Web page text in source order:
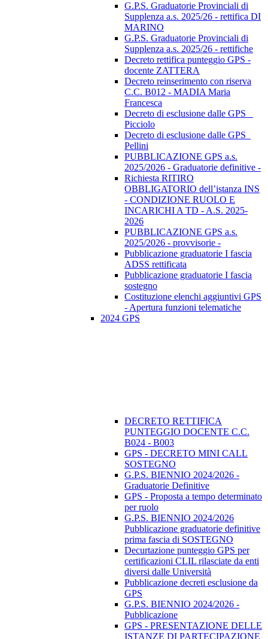
G.P.S. Graduatorie Provinciali di
Supplenza a.s. 2025/26 - rettifica DI
MARINO
G.P.S. Graduatorie Provinciali di
Supplenza a.s. 2025/26 - rettifiche
Decreto rettifica punteggio GPS -
docente ZATTERA
Decreto reinserimento con riserva
C.C. B012 - MADIA Maria
Francesca
Decreto di esclusione dalle GPS _
Picciolo
Decreto di esclusione dalle GPS_
Pellini
PUBBLICAZIONE GPS a.s.
2025/2026 - Graduatorie definitive -
Richiesta RITIRO
OBBLIGATORIO dell’istanza INS
- CONDIZIONE RUOLO E
INCARICHI A TD - A.S. 2025-
2026
PUBBLICAZIONE GPS a.s.
2025/2026 - provvisorie -
Pubblicazione graduatorie I fascia
ADSS rettificata
Pubblicazione graduatorie I fascia
sostegno
Costituzione elenchi aggiuntivi GPS
- Apertura funzioni telematiche
2024 GPS
DECRETO RETTIFICA
PUNTEGGIO DOCENTE C.C.
B024 - B003
GPS - DECRETO MINI CALL
SOSTEGNO
G.P.S. BIENNIO 2024/2026 -
Graduatorie Definitive
GPS - Proposta a tempo determinato
per ruolo
G.P.S. BIENNIO 2024/2026
Pubblicazione graduatorie definitive
prima fascia di SOSTEGNO
Decurtazione punteggio GPS per
certificazioni CLIL rilasciate da enti
diversi dalle Università
Pubblicazione decreti esclusione da
GPS
G.P.S. BIENNIO 2024/2026 -
Pubblicazione
GPS - PRESENTAZIONE DELLE
ISTANZE DI PARTECIPAZIONE